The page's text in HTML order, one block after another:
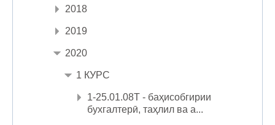
2018
2019
2020
1 КУРС
1-25.01.08Т - баҳисобгирии
бухгалтерӣ, таҳлил ва а...